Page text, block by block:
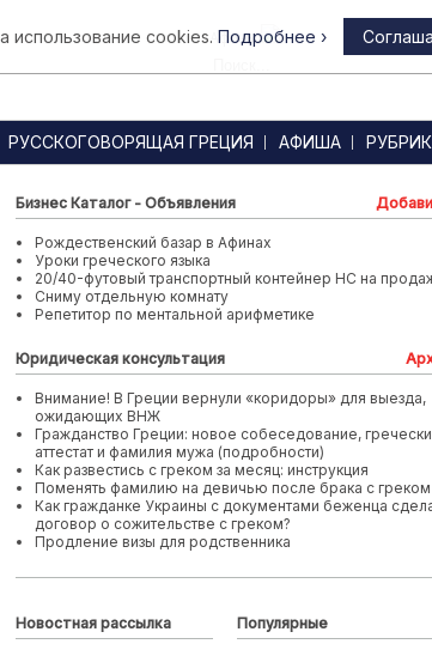
Афины
РУССКОГОВОРЯЩАЯ ГРЕЦИЯ АФИША
Бизнес Каталог - Объявления
Рождественский базар в Афинах
Уроки греческого языка
20/40-футовый транспортный контейнер HC на
Сниму отдельную комнату
Репетитор по ментальной арифметике
Юридическая консультация
Внимание! В Греции вернули «коридоры» для выезда,
ожидающих ВНЖ
Гражданство Греции: новое собеседование,
аттестат и фамилия мужа (подробности)
Как развестись с греком за месяц: инструкция
Поменять фамилию на девичью после брака с греком
Как гражданке Украины с документами беженца
договор о сожительстве с греком?
Продление визы для родственника
Новостная рассылка Популярные
использование cookies. Подробнее ›